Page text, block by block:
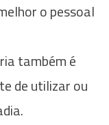
o pessoal
também é
de utilizar ou